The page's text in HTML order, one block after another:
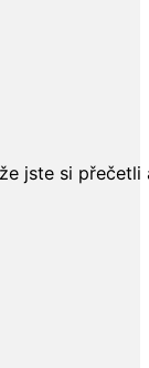
jste si přečetli